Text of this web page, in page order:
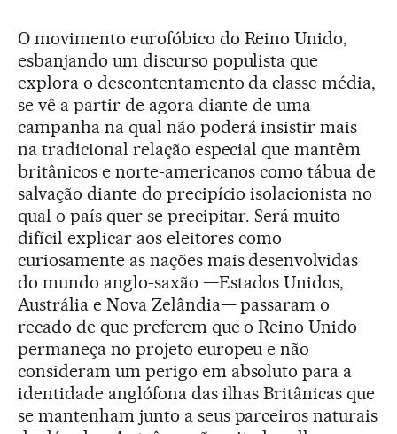
O movimento eurofóbico do Reino Unido,
esbanjando um discurso populista que
explora o descontentamento da classe média,
se vê a partir de agora diante de uma
campanha na qual não poderá insistir mais
na tradicional relação especial que mantêm
britânicos e norte-americanos como tábua de
salvação diante do precipício isolacionista no
qual o país quer se precipitar. Será muito
difícil explicar aos eleitores como
curiosamente as nações mais desenvolvidas
do mundo anglo-saxão —Estados Unidos,
Austrália e Nova Zelândia— passaram o
recado de que preferem que o Reino Unido
permaneça no projeto europeu e não
consideram um perigo em absoluto para a
identidade anglófona das ilhas Britânicas que
se mantenham junto a seus parceiros naturais